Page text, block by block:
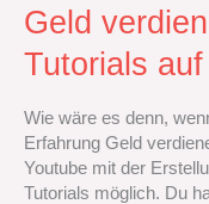
Geld
Tutorials
Wie wäre es denn,‭
Erfahrung Geld
Youtube mit der
Tutorials möglich.‭ Du
mit‭
‬Video-
Tutorials
Youtube